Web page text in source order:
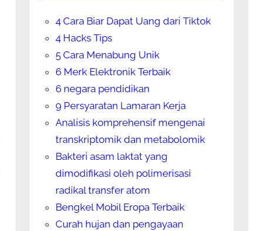
4 Cara Biar Dapat Uang dari Tiktok
4 Hacks Tips
5 Cara Menabung Unik
6 Merk Elektronik Terbaik
6 negara pendidikan
9 Persyaratan Lamaran Kerja
Analisis komprehensif mengenai
transkriptomik dan metabolomik
Bakteri asam laktat yang
dimodifikasi oleh polimerisasi
radikal transfer atom
Bengkel Mobil Eropa Terbaik
Curah hujan dan pengayaan